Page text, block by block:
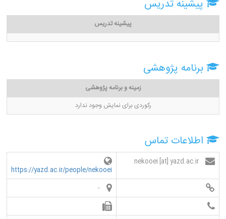
پیشینه تدریس
پیشینه تدریس
برنامه پژوهشی
زمینه و برنامه پژوهشی
رکوردی برای نمایش وجود ندارد
اطلاعات تماس
https://yazd.ac.ir/people/nekooei
-